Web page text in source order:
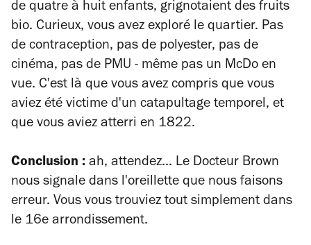
de quatre à huit enfants, grignotaient des fruits
bio. Curieux, vous avez exploré le quartier. Pas
de contraception, pas de polyester, pas de
cinéma, pas de PMU - même pas un McDo en
vue. C'est là que vous avez compris que vous
aviez été victime d'un catapultage temporel, et
que vous aviez atterri en 1822.
Conclusion : ah, attendez... Le Docteur Brown
nous signale dans l'oreillette que nous faisons
erreur. Vous vous trouviez tout simplement dans
le 16e arrondissement.